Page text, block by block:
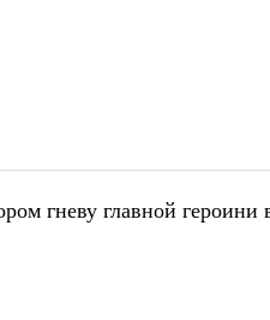
гневу главной героини